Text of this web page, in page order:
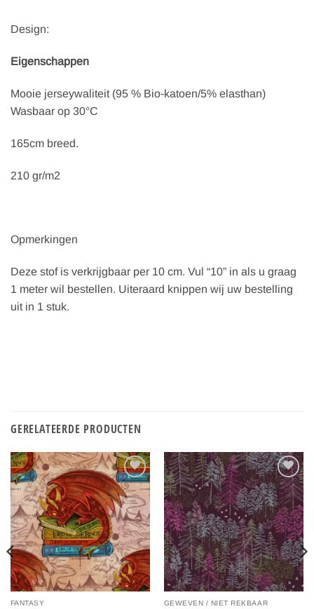
Design:
Eigenschappen
Mooie jerseywaliteit (95 % Bio-katoen/5% elasthan)
Wasbaar op 30°C
165cm breed.
210 gr/m2
Opmerkingen
Deze stof is verkrijgbaar per 10 cm. Vul “10” in als u graag
1 meter wil bestellen. Uiteraard knippen wij uw bestelling
uit in 1 stuk.
GERELATEERDE PRODUCTEN
Toevoegen
aan
verlanglijst
FANTASY
Toevoegen
aan
verlanglijst
GEWEVEN / NIET REKBAAR